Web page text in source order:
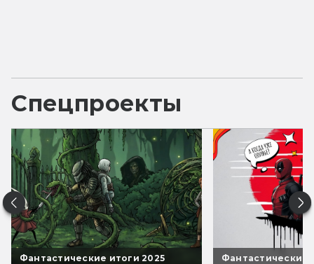
Спецпроекты
Фантастические итоги 2025 Фантастические